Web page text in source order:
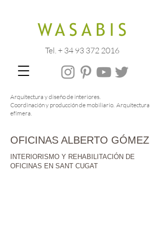
Arquitectura y diseño de interiores.
Coordinación y producción de mobiliario. Arquitectura
efímera.
Tel. + 34 93 372 2016
OFICINAS ALBERTO GÓMEZ
INTERIORISMO Y REHABILITACIÓN DE
OFICINAS EN SANT CUGAT